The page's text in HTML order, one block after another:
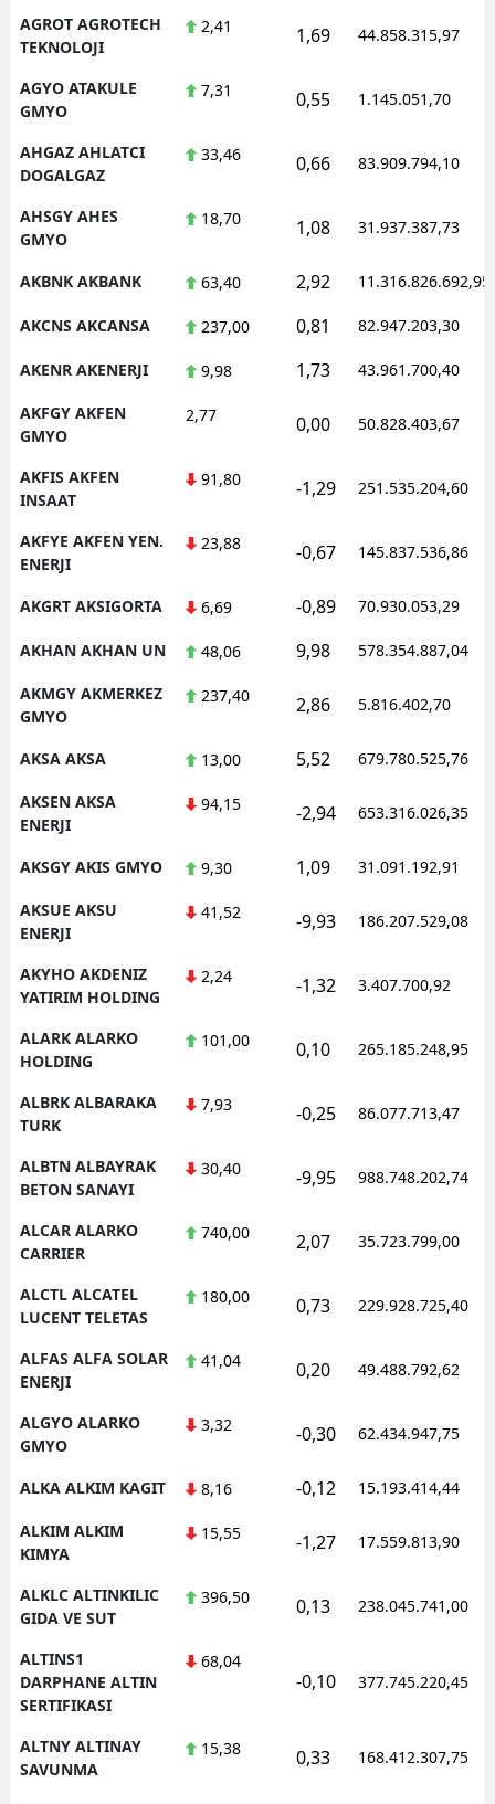
AGROT AGROTECH
TEKNOLOJI
2,41 1,69 44.858.315,97
AGYO ATAKULE
GMYO
7,31 0,55 1.145.051,70
AHGAZ AHLATCI
DOGALGAZ
33,46 0,66 83.909.794,10
AHSGY AHES
GMYO
18,70 1,08 31.937.387,73
AKBNK AKBANK 63,40 2,92 11.316.826.692,95
AKCNS AKCANSA 237,00 0,81 82.947.203,30
AKENR AKENERJI 9,98 1,73 43.961.700,40
AKFGY AKFEN
GMYO
2,77 0,00 50.828.403,67
AKFIS AKFEN
INSAAT
91,80 -1,29 251.535.204,60
AKFYE AKFEN YEN.
ENERJI
23,88 -0,67 145.837.536,86
AKGRT AKSIGORTA 6,69 -0,89 70.930.053,29
AKHAN AKHAN UN 48,06 9,98 578.354.887,04
AKMGY AKMERKEZ
GMYO
237,40 2,86 5.816.402,70
AKSA AKSA 13,00 5,52 679.780.525,76
AKSEN AKSA
ENERJI
94,15 -2,94 653.316.026,35
AKSGY AKIS GMYO 9,30 1,09 31.091.192,91
AKSUE AKSU
ENERJI
41,52 -9,93 186.207.529,08
AKYHO AKDENIZ
YATIRIM HOLDING
2,24 -1,32 3.407.700,92
ALARK ALARKO
HOLDING
101,00 0,10 265.185.248,95
ALBRK ALBARAKA
TURK
7,93 -0,25 86.077.713,47
ALBTN ALBAYRAK
BETON SANAYI
30,40 -9,95 988.748.202,74
ALCAR ALARKO
CARRIER
740,00 2,07 35.723.799,00
ALCTL ALCATEL
LUCENT TELETAS
180,00 0,73 229.928.725,40
ALFAS ALFA SOLAR
ENERJI
41,04 0,20 49.488.792,62
ALGYO ALARKO
GMYO
3,32 -0,30 62.434.947,75
ALKA ALKIM KAGIT 8,16 -0,12 15.193.414,44
ALKIM ALKIM
KIMYA
15,55 -1,27 17.559.813,90
ALKLC ALTINKILIC
GIDA VE SUT
396,50 0,13 238.045.741,00
ALTINS1
DARPHANE ALTIN
SERTIFIKASI
68,04
-0,10 377.745.220,45
ALTNY ALTINAY
SAVUNMA
15,38 0,33 168.412.307,75